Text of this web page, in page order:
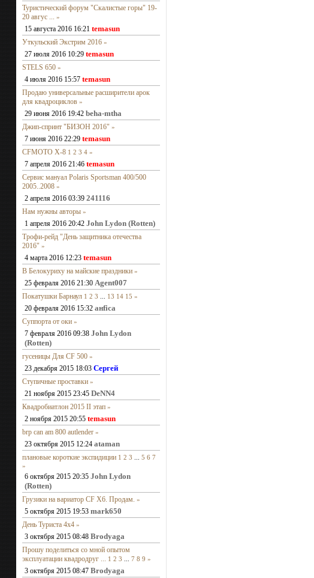
Туристический форум "Скалистые горы" 19-
20 авгус ... »
15 августа 2016 16:21 temasun
Уткульский Экстрим 2016 »
27 июля 2016 10:29 temasun
STELS 650 »
4 июля 2016 15:57 temasun
Продаю универсальные расширители арок
для квадроциклов »
29 июня 2016 19:42 beha-mtha
Джип-спринт "БИЗОН 2016" »
7 июня 2016 22:29 temasun
CFMOTO X-8 1 2 3 4 »
7 апреля 2016 21:46 temasun
Сервис мануал Polaris Sportsman 400/500
2005..2008 »
2 апреля 2016 03:39 241116
Нам нужны авторы »
1 апреля 2016 20:42 John Lydon (Rotten)
Трофи-рейд "День защитника отечества
2016" »
4 марта 2016 12:23 temasun
В Белокуриху на майские праздники »
25 февраля 2016 21:30 Agent007
Покатушки Барнаул 1 2 3 13 14 15 »
20 февраля 2016 15:32 анfiса
Суппорта от оки »
7 февраля 2016 09:38 John Lydon
(Rotten)
гусеницы Для CF 500 »
23 декабря 2015 18:03 Сергей
Ступичные проставки »
21 ноября 2015 23:45 DeNN4
Квадробиатлон 2015 II этап »
2 ноября 2015 20:55 temasun
brp can am 800 autlender »
23 октября 2015 12:24 ataman
плановые короткие экспидиции 1 2 3 5 6 7
»
6 октября 2015 20:35 John Lydon
(Rotten)
Грузики на вариатор CF X6. Продам. »
5 октября 2015 19:53 mark650
День Туриста 4х4 »
3 октября 2015 08:48 Brodyaga
Прошу поделиться со мной опытом
эксплуатации квадродруг ... 1 2 3 7 8 9 »
3 октября 2015 08:47 Brodyaga